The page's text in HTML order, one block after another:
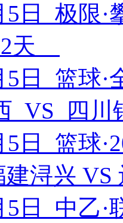
5日 极限·
2天
5日 篮球·
VS 四
5日 篮球
建浔兴
5日 中乙